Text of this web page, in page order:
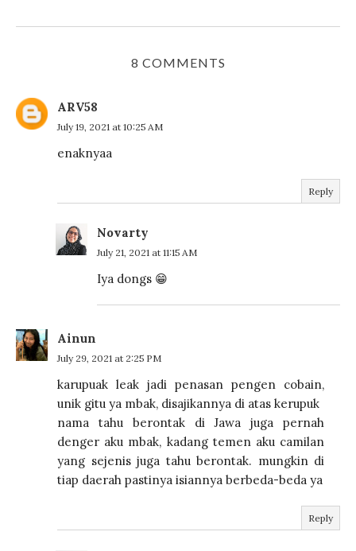
8 COMMENTS
ARV58
July 19, 2021 at 10:25 AM
enaknyaa
Reply
Novarty
July 21, 2021 at 11:15 AM
Iya dongs 😁
Ainun
July 29, 2021 at 2:25 PM
karupuak leak jadi penasan pengen cobain,
unik gitu ya mbak, disajikannya di atas kerupuk
nama tahu berontak di Jawa juga pernah
denger aku mbak, kadang temen aku camilan
yang sejenis juga tahu berontak. mungkin di
tiap daerah pastinya isiannya berbeda-beda ya
Reply